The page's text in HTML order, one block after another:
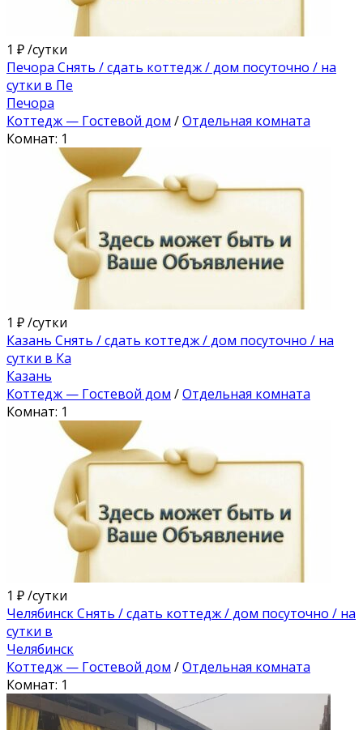
1 ₽/сутки
Печора Снять / сдать коттедж / дом посуточно / на
сутки в Пе
Печора
Коттедж — Гостевой дом /Отдельная комната
Комнат: 1
1 ₽/сутки
Казань Снять / сдать коттедж / дом посуточно / на
сутки в Ка
Казань
Коттедж — Гостевой дом /Отдельная комната
Комнат: 1
1 ₽/сутки
Челябинск Снять / сдать коттедж / дом посуточно / на
сутки в
Челябинск
Коттедж — Гостевой дом /Отдельная комната
Комнат: 1